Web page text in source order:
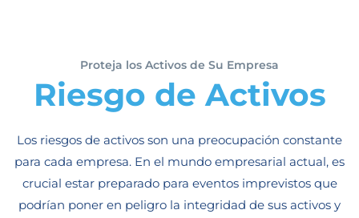
Proteja los Activos de Su Empresa
Riesgo de Activos
Los riesgos de activos son una preocupación constante
para cada empresa. En el mundo empresarial actual, es
crucial estar preparado para eventos imprevistos que
podrían poner en peligro la integridad de sus activos y